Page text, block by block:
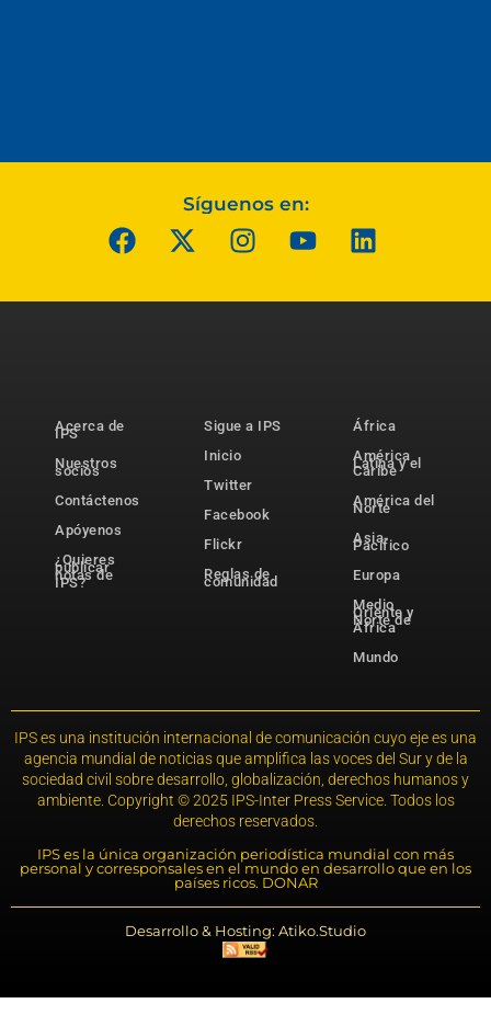
Síguenos en:
Acerca de
IPS
Nuestros
socios
Contáctenos
Apóyenos
¿Quieres
publicar
notas de
IPS?
Sigue a IPS
Inicio
Twitter
Facebook
Flickr
Reglas de
comunidad
África
América
Latina y el
Caribe
América del
Norte
Asia-
Pacífico
Europa
Medio
Oriente y
Norte de
África
Mundo
IPS es una institución internacional de comunicación cuyo eje es una
agencia mundial de noticias que amplifica las voces del Sur y de la
sociedad civil sobre desarrollo, globalización, derechos humanos y
ambiente. Copyright © 2025 IPS-Inter Press Service. Todos los
derechos reservados.
IPS es la única organización periodística mundial con más
personal y corresponsales en el mundo en desarrollo que en los
países ricos. DONAR
Desarrollo & Hosting: Atiko.Studio